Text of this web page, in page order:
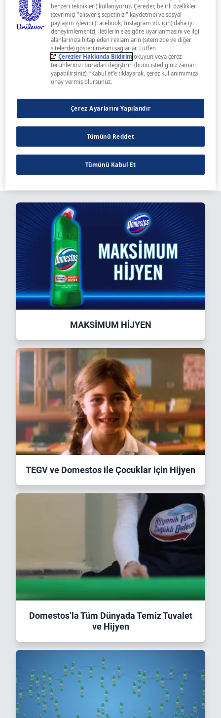
OLURSA OLSUN KÖTÜ
HİJYEN KOŞULLARIYLA
MÜCADELE ETMEYİ
AMAÇLIYOR.
Domestos, nerede olursa olsun kötü hijyen
koşullarıyla mücadele etmeyi amaçlıyor. Bu
mücadelesini kazanana, amacını gerçekleştirene
kadar da asla durmamaya kararlı.
MAKSİMUM HİJYEN
TEGV ve Domestos ile Çocuklar için Hijyen
Domestos’la Tüm Dünyada Temiz Tuvalet
ve Hijyen
benzeri teknikleri) kullanıyoruz. Çerezler, belirli özellikleri
(çevrimiçi "alışveriş sepetinizi" kaydetme) ve sosyal
paylaşım işlevini (Facebook, Instagram vb. için) daha iyi
deneyimlemenizi, iletilerin size göre uyarlanmasını ve ilgi
alanlarınıza hitap eden reklamların (sitemizde ve diğer
sitelerde) gösterilmesini sağlarlar. Lütfen
Çerezler Hakkında Bildirim okuyun veya çerez
tercihlerinizi buradan değiştirin (bunu istediğiniz zaman
yapabilirsiniz). “Kabul et”e tıklayarak, çerez kullanımımıza
onay vermiş olursunuz.
Çerez Ayarlarını Yapılandır
Tümünü Reddet
Tümünü Kabul Et